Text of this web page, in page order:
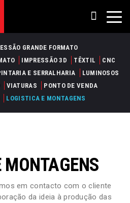
GRANDE FORMATO
IMPRESSÃO 3D TÊXTIL
CNC
E SERRALHARIA
LUMINOSOS
VIATURAS
PONTO DE VENDA
LOGISTICA E MONTAGENS
em contacto com o cliente
da ideia à produção das